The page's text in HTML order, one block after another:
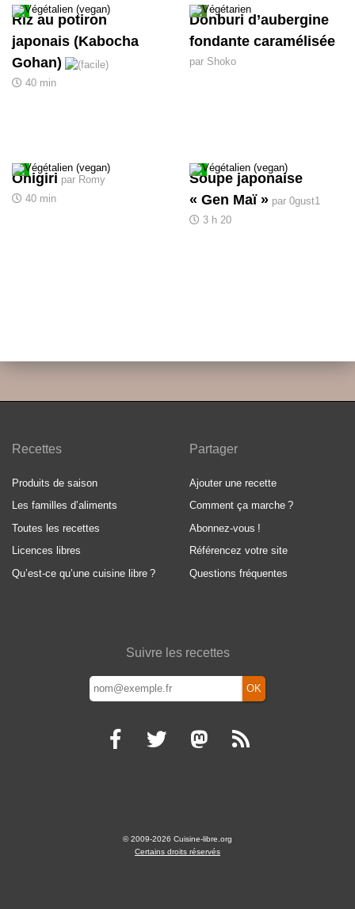
Riz au potiron
japonais (Kabocha
Gohan)
40 min
Donburi d’aubergine
fondante caramélisée
par Shoko
Onigiri par Romy
40 min
Soupe japonaise
« Gen Maï » par 0gust1
3 h 20
Recettes
Produits de saison
Les familles d’aliments
Toutes les recettes
Licences libres
Qu’est-ce qu’une cuisine libre ?
Partager
Ajouter une recette
Comment ça marche ?
Abonnez-vous !
Référencez votre site
Questions fréquentes
Suivre les recettes
OK
© 2009-2026 Cuisine-libre.org
Certains droits réservés